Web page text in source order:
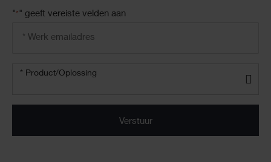
"* " geeft vereiste velden aan
Product/oplossing
* Product/Oplossing